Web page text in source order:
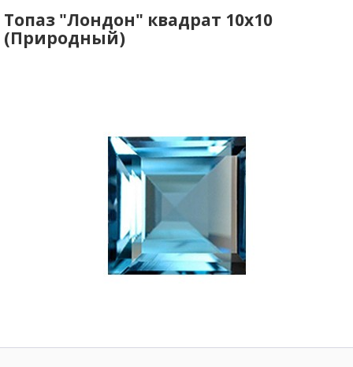
Топаз "Лондон" квадрат 10х10
(Природный)